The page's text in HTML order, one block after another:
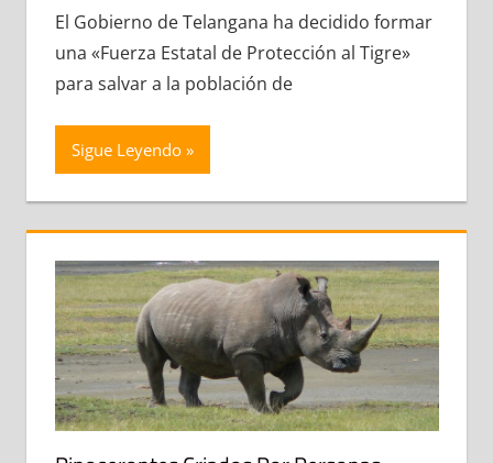
El Gobierno de Telangana ha decidido formar
una «Fuerza Estatal de Protección al Tigre»
para salvar a la población de
Sigue Leyendo